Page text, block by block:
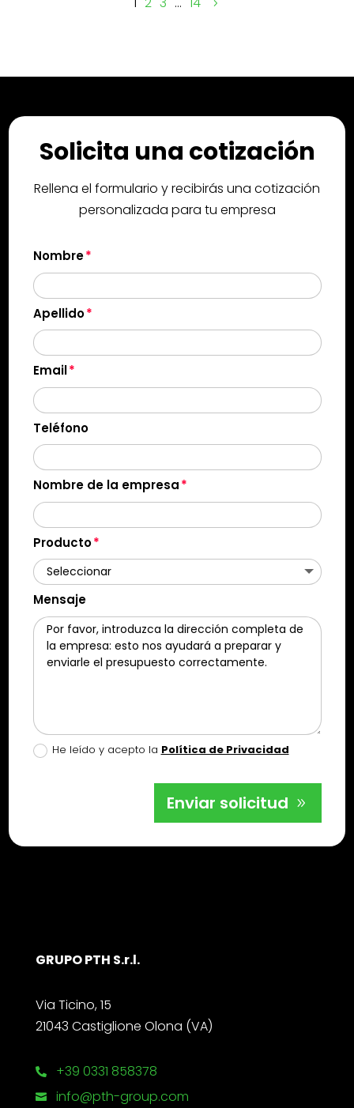
Solicita una cotización
Rellena el formulario y recibirás una cotización
personalizada para tu empresa
Nombre
Apellido
Email
Teléfono
Nombre de la empresa
Producto
Mensaje
He leído y acepto la Política de Privacidad
Enviar solicitud
GRUPO PTH S.r.l.
Via Ticino, 15
21043 Castiglione Olona (VA)
 +39 0331 858378
 info@pth-group.com